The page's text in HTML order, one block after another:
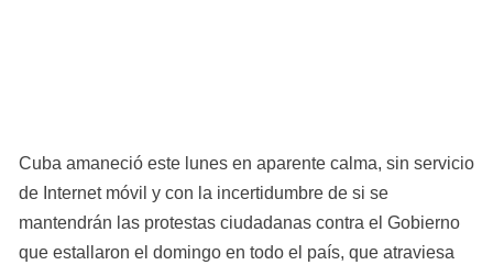
Cuba amaneció este lunes en aparente calma, sin servicio
de Internet móvil y con la incertidumbre de si se
mantendrán las protestas ciudadanas contra el Gobierno
que estallaron el domingo en todo el país, que atraviesa